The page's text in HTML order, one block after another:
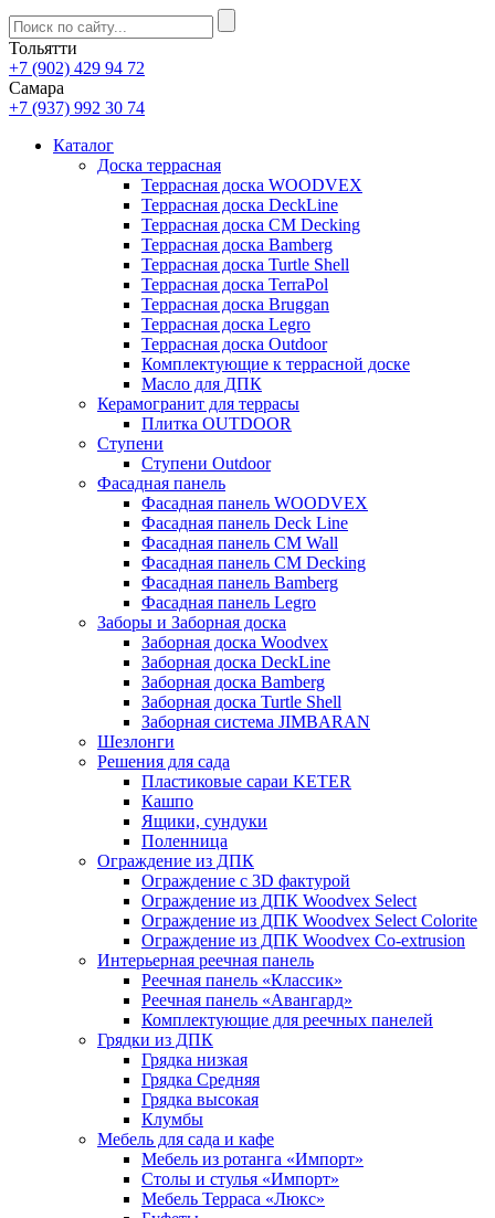
Тольятти
+7 (902) 429 94 72
Самара
+7 (937) 992 30 74
Каталог
Доска террасная
Террасная доска WOODVEX
Террасная доска DeckLine
Террасная доска CM Decking
Террасная доска Bamberg
Террасная доска Turtle Shell
Террасная доска TerraPol
Террасная доска Bruggan
Террасная доска Legro
Террасная доска Outdoor
Комплектующие к террасной доске
Масло для ДПК
Керамогранит для террасы
Плитка OUTDOOR
Ступени
Ступени Outdoor
Фасадная панель
Фасадная панель WOODVEX
Фасадная панель Deck Line
Фасадная панель CM Wall
Фасадная панель CM Decking
Фасадная панель Bamberg
Фасадная панель Legro
Заборы и Заборная доска
Заборная доска Woodvex
Заборная доска DeckLine
Заборная доска Bamberg
Заборная доска Turtle Shell
Заборная система JIMBARAN
Шезлонги
Решения для сада
Пластиковые сараи KETER
Кашпо
Ящики, сундуки
Поленница
Ограждение из ДПК
Ограждение с 3D фактурой
Ограждение из ДПК Woodvex Select
Ограждение из ДПК Woodvex Select Colorite
Ограждение из ДПК Woodvex Co-extrusion
Интерьерная реечная панель
Реечная панель «Классик»
Реечная панель «Авангард»
Комплектующие для реечных панелей
Грядки из ДПК
Грядка низкая
Грядка Средняя
Грядка высокая
Клумбы
Мебель для сада и кафе
Мебель из ротанга «Импорт»
Столы и стулья «Импорт»
Мебель Терраса «Люкс»